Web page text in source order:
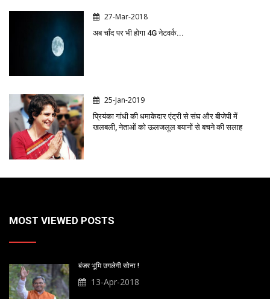
27-Mar-2018
अब चाँद पर भी होगा 4G नेटवर्क...
25-Jan-2019
प्रियंका गांधी की धमाकेदार एंट्री से संघ और बीजेपी में
खलबली, नेताओं को ऊलजलूल बयानों से बचने की सलाह
MOST VIEWED POSTS
बंजर भूमि उगलेगी सोना !
13-Apr-2018